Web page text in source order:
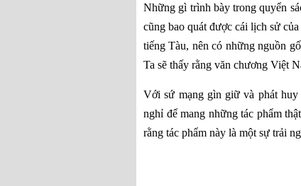
Những gì trình bày trong quyển
cũng bao quát được cái lịch sử
tiếng Tàu, nên có những nguồn
Ta sẽ thấy rằng văn chương Việt
Với sứ mạng gìn giữ và phát
nghỉ để mang những tác phẩm
rằng tác phẩm này là một sự trải